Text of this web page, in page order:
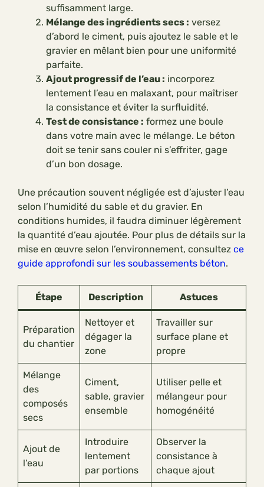
suffisamment large.
Mélange des ingrédients secs : versez
d’abord le ciment, puis ajoutez le sable et le
gravier en mêlant bien pour une uniformité
parfaite.
Ajout progressif de l’eau : incorporez
lentement l’eau en malaxant, pour maîtriser
la consistance et éviter la surfluidité.
Test de consistance : formez une boule
dans votre main avec le mélange. Le béton
doit se tenir sans couler ni s’effriter, gage
d’un bon dosage.
Une précaution souvent négligée est d’ajuster l’eau
selon l’humidité du sable et du gravier. En
conditions humides, il faudra diminuer légèrement
la quantité d’eau ajoutée. Pour plus de détails sur la
mise en œuvre selon l’environnement, consultez ce
guide approfondi sur les soubassements béton.
Étape Description Astuces
Préparation
du chantier
Nettoyer et
dégager la
zone
Travailler sur
surface plane et
propre
Mélange
des
composés
secs
Ciment,
sable, gravier
ensemble
Utiliser pelle et
mélangeur pour
homogénéité
Ajout de
l’eau
Introduire
lentement
par portions
Observer la
consistance à
chaque ajout